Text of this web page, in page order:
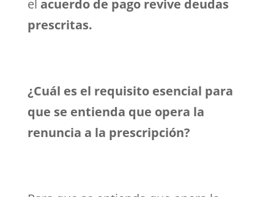
el acuerdo de pago revive deudas
prescritas.
¿Cuál es el requisito esencial para
que se entienda que opera la
renuncia a la prescripción?